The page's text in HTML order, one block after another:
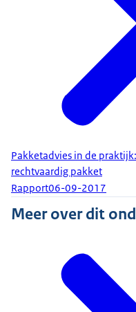
Pakketadvies in de
rechtvaardig pakket
Rapport06-09-2017
Meer over dit